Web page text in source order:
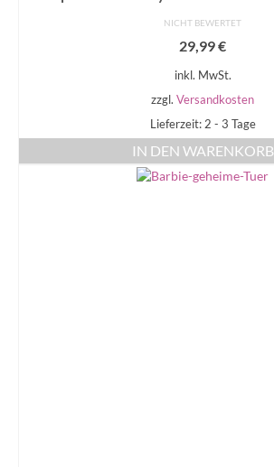
NICHT BEWERTET
29,99€
inkl. MwSt.
zzgl. Versandkosten
Lieferzeit: 2 - 3 Tage
IN DEN WARENKORB